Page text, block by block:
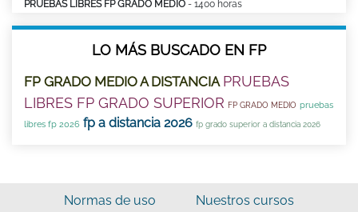
PRUEBAS LIBRES FP GRADO MEDIO - 1400 horas
LO MÁS BUSCADO EN FP
FP GRADO MEDIO A DISTANCIA PRUEBAS
LIBRES FP GRADO SUPERIOR FP GRADO MEDIO pruebas
libres fp 2026 fp a distancia 2026 fp grado superior a distancia 2026
Normas de uso
Nuestros cursos